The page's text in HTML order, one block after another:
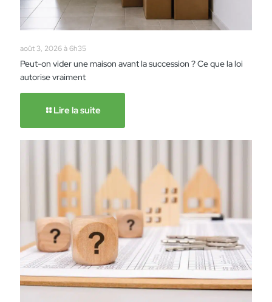
août 3, 2026 à 6h35
Peut-on vider une maison avant la succession ? Ce que la loi
autorise vraiment
Lire la suite